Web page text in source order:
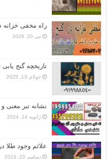
راه مخفی خزانه
می 20, 2026
تاریخچه گنج‌
جولای 13, 2025
نشانه تبر معنی
ژانویه 14, 2024
علائم وجود طلا
دسامبر 23, 2023